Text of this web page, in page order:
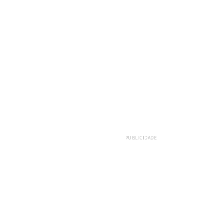
PUBLICIDADE